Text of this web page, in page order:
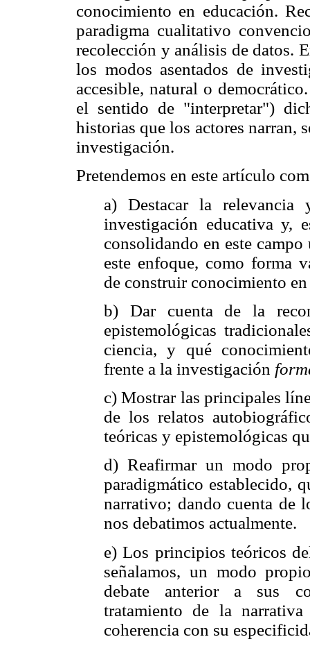
conocimiento en educación.
paradigma cualitativo
recolección y análisis de datos.
los modos asentados de
accesible, natural o
el sentido de "interpretar")
historias que los actores narran,
investigación.
Pretendemos en este artículo
a) Destacar la relevancia
investigación educativa y,
consolidando en este
este enfoque, como forma
de construir conocimiento
b) Dar cuenta de la
epistemológicas
ciencia, y qué
frente a la investigación
c) Mostrar las principales
de los relatos
teóricas y epistemológicas
d) Reafirmar un modo
paradigmático establecido,
narrativo; dando cuenta de
nos debatimos actualmente.
e) Los principios teóricos
señalamos, un modo
debate anterior a sus
tratamiento de la
coherencia con su